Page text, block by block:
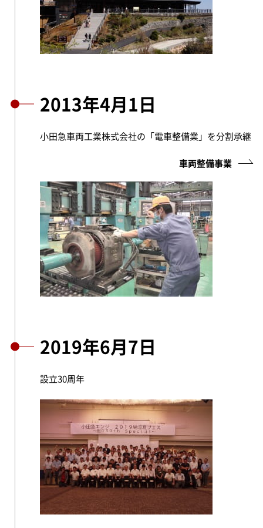
2013年4月1日
小田急車両工業株式会社の「電車整備業」を分割承継
車両整備事業
2019年6月7日
設立30周年